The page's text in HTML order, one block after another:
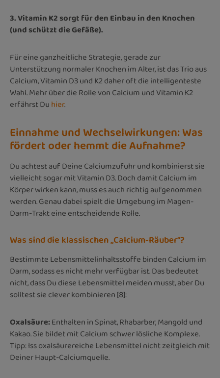
3. Vitamin K2 sorgt für den Einbau in den Knochen
(und schützt die Gefäße).
Für eine ganzheitliche Strategie, gerade zur
Unterstützung normaler Knochen im Alter, ist das Trio aus
Calcium, Vitamin D3 und K2 daher oft die intelligenteste
Wahl. Mehr über die Rolle von Calcium und Vitamin K2
erfährst Duhier.
Einnahme und Wechselwirkungen: Was
fördert oder hemmt die Aufnahme?
Du achtest auf Deine Calciumzufuhr und kombinierst sie
vielleicht sogar mit Vitamin D3. Doch damit Calcium im
Körper wirken kann, muss es auch richtig aufgenommen
werden. Genau dabei spielt die Umgebung im Magen-
Darm-Trakt eine entscheidende Rolle.
Was sind die klassischen „Calcium-Räuber“?
Bestimmte Lebensmittelinhaltsstoffe binden Calcium im
Darm, sodass es nicht mehr verfügbar ist. Das bedeutet
nicht, dass Du diese Lebensmittel meiden musst, aber Du
solltest sie clever kombinieren [8]:
Oxalsäure:Enthalten in Spinat, Rhabarber, Mangold und
Kakao. Sie bildet mit Calcium schwer lösliche Komplexe.
Tipp: Iss oxalsäurereiche Lebensmittel nicht zeitgleich mit
Deiner Haupt-Calciumquelle.